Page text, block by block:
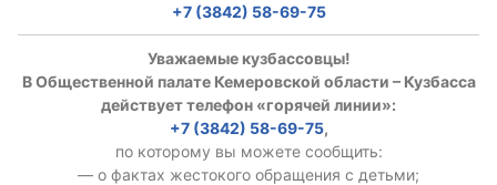
+7 (3842) 58-69-75
Уважаемые кузбассовцы!
В Общественной палате Кемеровской области – Кузбасса
действует телефон «горячей линии»:
+7 (3842) 58-69-75,
по которому вы можете сообщить:
— о фактах жестокого обращения с детьми;